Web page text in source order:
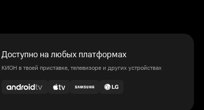
Доступно на любых платформах
КИОН в твоей приставке, телевизоре и других устройствах